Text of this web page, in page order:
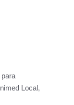
para
Local,